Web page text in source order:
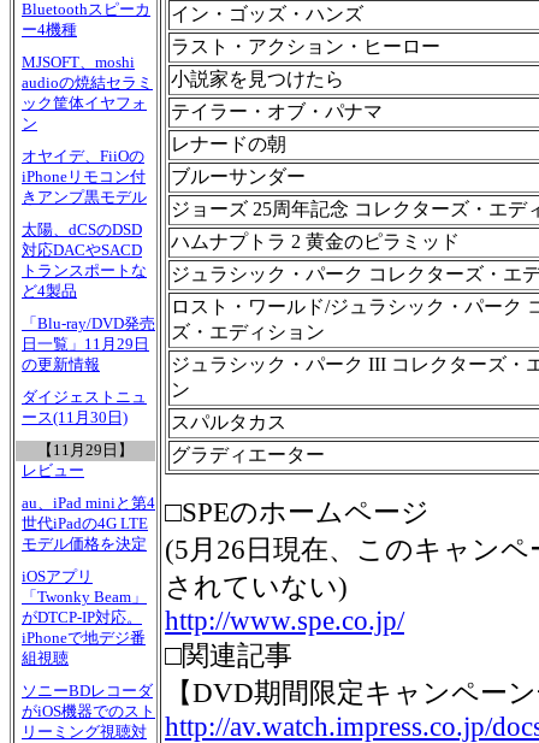
Bluetoothスピーカ
ー4機種
MJSOFT、moshi
audioの焼結セラミ
ック筐体イヤフォ
ン
オヤイデ、FiiOの
iPhoneリモコン付
きアンプ黒モデル
太陽、dCSのDSD
対応DACやSACD
トランスポートな
ど4製品
「Blu-ray/DVD発売
日一覧」11月29日
の更新情報
ダイジェストニュ
ース(11月30日)
【11月29日】
レビュー
au、iPad miniと第4
世代iPadの4G LTE
モデル価格を決定
iOSアプリ
「Twonky Beam」
がDTCP-IP対応。
iPhoneで地デジ番
組視聴
ソニーBDレコーダ
がiOS機器でのスト
リーミング視聴対
イン・ゴッズ・ハンズ
ラスト・アクション・ヒーロー
小説家を見つけたら
テイラー・オブ・パナマ
レナードの朝
ブルーサンダー
ジョーズ 25周年記念 コレクターズ・エデ
ハムナプトラ 2 黄金のピラミッド
ジュラシック・パーク コレクターズ・エ
ロスト・ワールド/ジュラシック・パーク
ズ・エディション
ジュラシック・パーク III コレクターズ・
ン
スパルタカス
グラディエーター
□SPEのホームページ
(5月26日現在、このキャン
されていない)
http://www.spe.co.jp/
□関連記事
【DVD期間限定キャンペー
http://av.watch.impress.co.jp/